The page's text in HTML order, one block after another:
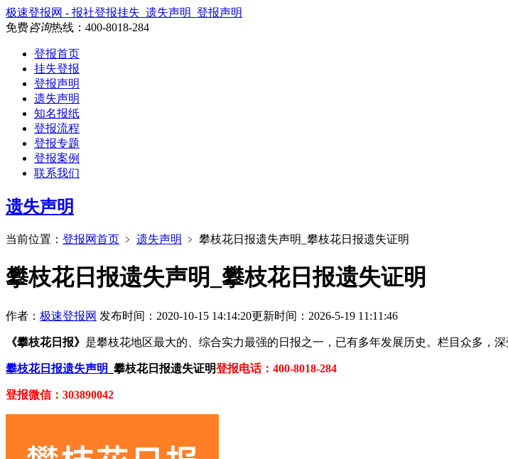
极速登报网 - 报社登报挂失_遗失声明_登报声明
免费咨询热线： 400-8018-284
登报首页
挂失登报
登报声明
遗失声明
知名报纸
登报流程
登报专题
登报案例
联系我们
遗失声明
当前位置： 登报网首页 ﹥ 遗失声明 ﹥ 攀枝花日报遗失声明_攀枝花日报遗失证明
攀枝花日报遗失声明_攀枝花日报遗失证明
作者： 极速登报网 发布时间：2020-10-15 14:14:20更新时间：2026-5-19 11:11:46
《攀枝花日报》 是攀枝花地区最大的、综合实力最强的日报之一，已有多年发展历史。栏目众多，深
攀枝花日报遗失声明 _攀枝花日报遗失证明登报电话：400-8018-284
登报微信：303890042